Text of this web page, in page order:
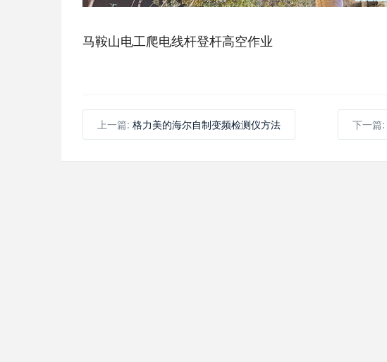
马鞍山电工爬电线杆登杆高空作业
上一篇: 格力美的海尔自制变频检测仪方法 下一篇: